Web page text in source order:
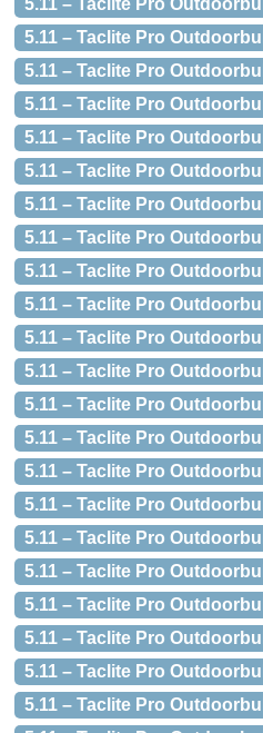
5.11 – Taclite Pro
5.11 – Taclite Pro
5.11 – Taclite Pro
5.11 – Taclite Pro
5.11 – Taclite Pro
5.11 – Taclite Pro
5.11 – Taclite Pro
5.11 – Taclite Pro
5.11 – Taclite Pro
5.11 – Taclite Pro
5.11 – Taclite Pro
5.11 – Taclite Pro
5.11 – Taclite Pro
5.11 – Taclite Pro
5.11 – Taclite Pro
5.11 – Taclite Pro
5.11 – Taclite Pro
5.11 – Taclite Pro
5.11 – Taclite Pro
5.11 – Taclite Pro
5.11 – Taclite Pro
5.11 – Taclite Pro